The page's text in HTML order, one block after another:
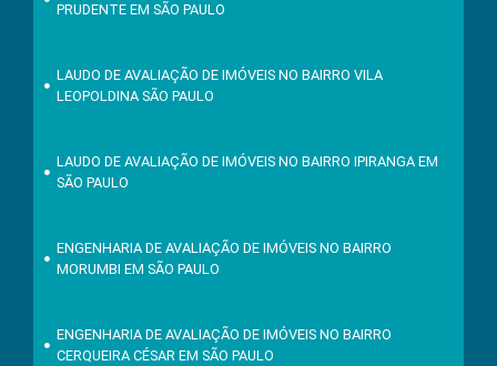
PRUDENTE EM SÃO PAULO
LAUDO DE AVALIAÇÃO DE IMÓVEIS NO BAIRRO VILA
LEOPOLDINA SÃO PAULO
LAUDO DE AVALIAÇÃO DE IMÓVEIS NO BAIRRO IPIRANGA EM
SÃO PAULO
ENGENHARIA DE AVALIAÇÃO DE IMÓVEIS NO BAIRRO
MORUMBI EM SÃO PAULO
ENGENHARIA DE AVALIAÇÃO DE IMÓVEIS NO BAIRRO
CERQUEIRA CÉSAR EM SÃO PAULO